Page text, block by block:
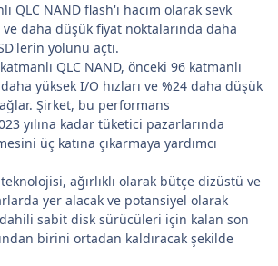
QLC NAND flash'ı hacim olarak sevk
daha düşük fiyat noktalarında daha
yolunu açtı.
QLC NAND, önceki 96 katmanlı
yüksek I/O hızları ve %24 daha düşük
Şirket, bu performans
yılına kadar tüketici pazarlarında
üç katına çıkarmaya yardımcı
teknolojisi, ağırlıklı olarak bütçe dizüstü ve
yer alacak ve potansiyel olarak
sabit disk sürücüleri için kalan son
birini ortadan kaldıracak şekilde